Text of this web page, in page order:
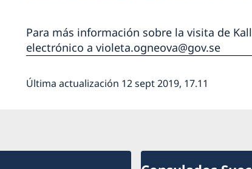
Para más información sobre la visita de
electrónico a violeta.ogneova@gov.se
Última actualización 12 sept 2019, 17.11